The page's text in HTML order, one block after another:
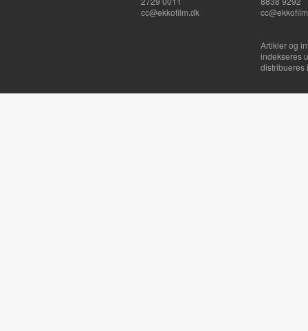
cc@ekkofilm.dk
Artikler og
indekseres
distribueres